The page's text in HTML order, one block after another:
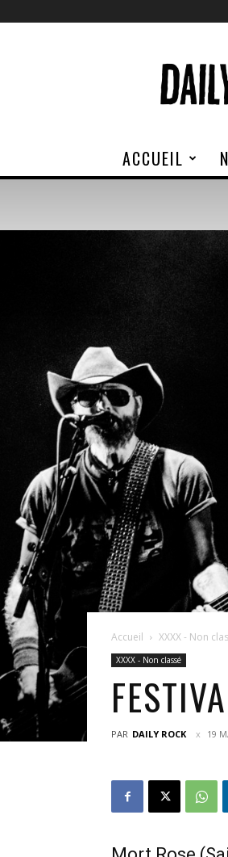
ACCUEIL
Accueil XXXX - Non
XXXX - Non classé
PAR DAILY ROCK 19